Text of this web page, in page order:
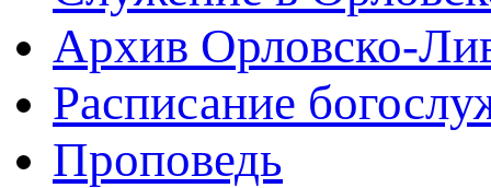
Архив Орловско-
Расписание
Проповедь